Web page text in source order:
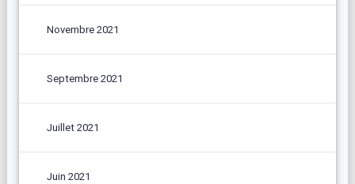
Novembre 2021
Septembre 2021
Juillet 2021
Juin 2021